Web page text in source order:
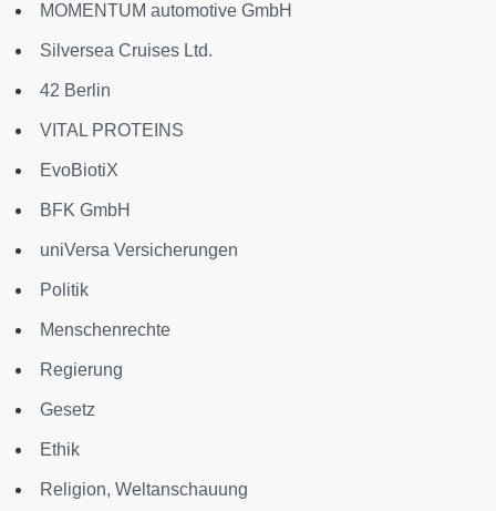
MOMENTUM automotive GmbH
Silversea Cruises Ltd.
42 Berlin
VITAL PROTEINS
EvoBiotiX
BFK GmbH
uniVersa Versicherungen
Politik
Menschenrechte
Regierung
Gesetz
Ethik
Religion, Weltanschauung